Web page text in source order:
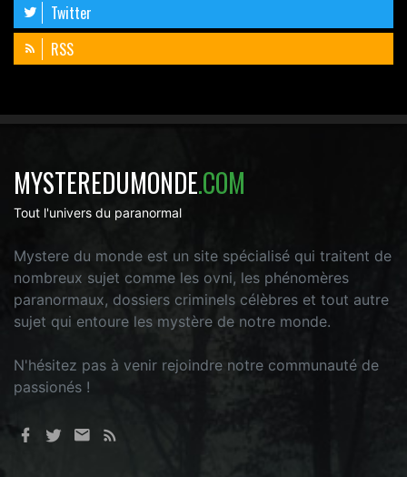
Twitter
RSS
MYSTEREDUMONDE.COM
Tout l'univers du paranormal
Mystere du monde est un site spécialisé qui traitent de
nombreux sujet comme les ovni, les phénomères
paranormaux, dossiers criminels célèbres et tout autre
sujet qui entoure les mystère de notre monde.
N'hésitez pas à venir rejoindre notre communauté de
passionés !